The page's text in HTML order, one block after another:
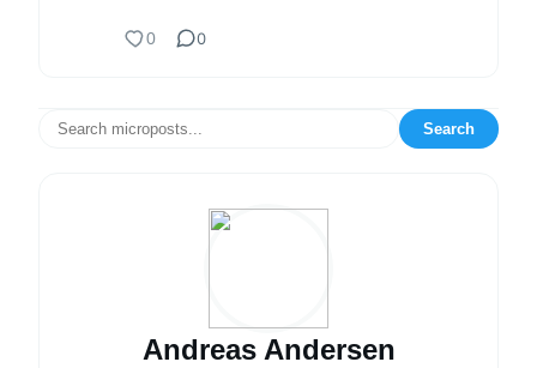
0 0
Search
Andreas Andersen